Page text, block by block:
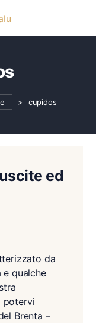
> cupidos
ed
da
e qualche
potervi
Brenta –